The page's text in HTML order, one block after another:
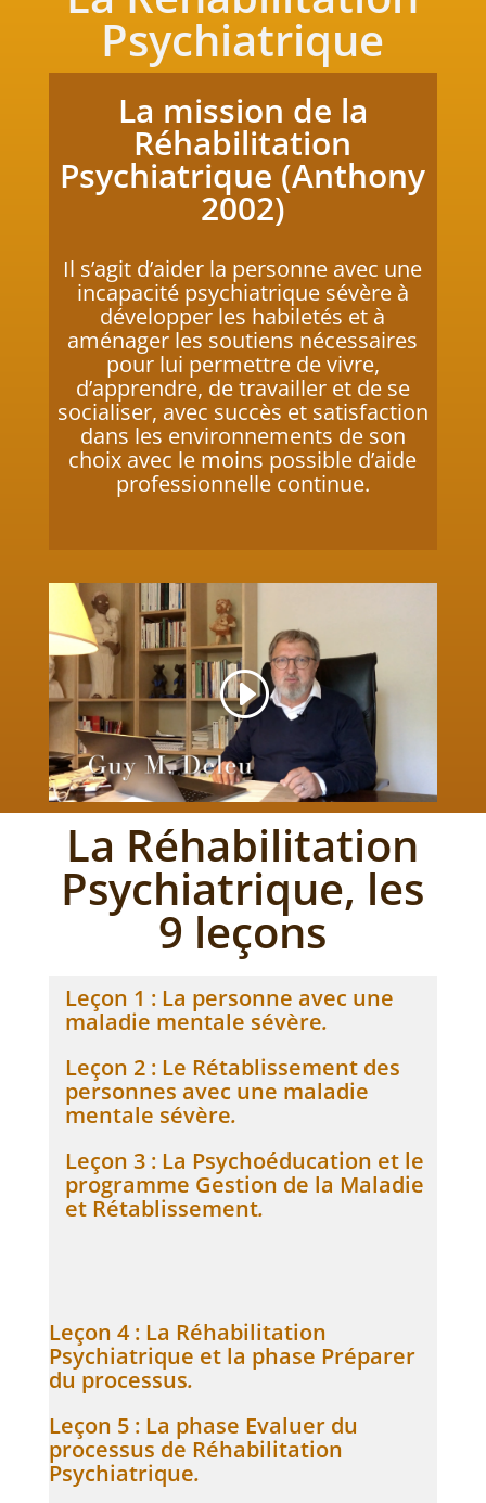
Psychiatrique
La mission de la
Réhabilitation
Psychiatrique (Anthony
2002)
Il s’agit d’aider la personne avec une
incapacité psychiatrique sévère à
développer les habiletés et à
aménager les soutiens nécessaires
pour lui permettre de vivre,
d’apprendre, de travailler et de se
socialiser, avec succès et satisfaction
dans les environnements de son
choix avec le moins possible d’aide
professionnelle continue.
La Réhabilitation
Psychiatrique, les
9 leçons
Leçon 1 : La personne avec une
maladie mentale sévère.
Leçon 2 : Le Rétablissement des
personnes avec une maladie
mentale sévère.
Leçon 3 : La Psychoéducation et le
programme Gestion de la Maladie
et Rétablissement.
Leçon 4 : La Réhabilitation
Psychiatrique et la phase Préparer
du processus.
Leçon 5 : La phase Evaluer du
processus de Réhabilitation
Psychiatrique.